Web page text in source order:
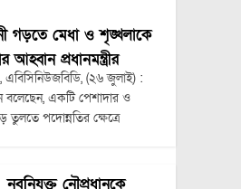
গড়তে মেধা ও শৃঙ্খলাকে
আহ্বান প্রধানমন্ত্রীর
এবিসিনিউজবিডি, (২৬ জুলাই) :
বলেছেন, একটি পেশাদার ও
তুলতে পদোন্নতির ক্ষেত্রে
নবনিযুক্ত নৌপ্রধানকে